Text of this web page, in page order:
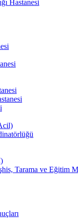
Hastanesi
Tarama ve Eğitim